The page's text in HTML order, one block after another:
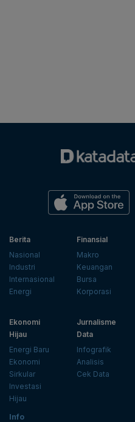
Berita
Nasional
Industri
Internasional
Energi
Finansial
Makro
Keuangan
Bursa
Korporasi
Ekonomi
Hijau
Energi Baru
Ekonomi
Sirkular
Investasi
Hijau
Jurnalisme
Data
Infografik
Analisis
Cek Data
Info